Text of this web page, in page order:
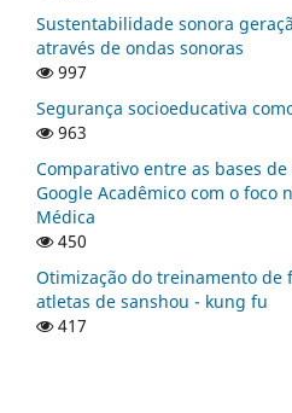
Sustentabilidade sonora
através de ondas sonoras
997
Segurança socioeducativa
963
Comparativo entre as bases de
Google Acadêmico com o foco
Médica
450
Otimização do treinamento de
atletas de sanshou - kung fu
417